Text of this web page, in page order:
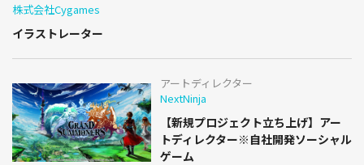
株式会社Cygames
イラストレーター
アートディレクター
NextNinja
【新規プロジェクト立ち上げ】アー
トディレクター※自社開発ソーシャル
ゲーム